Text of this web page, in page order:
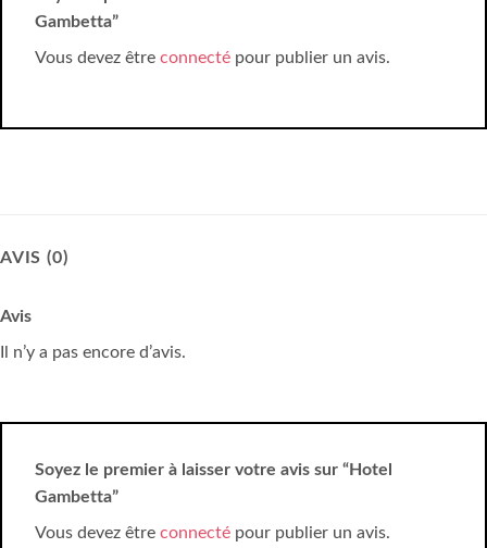
Gambetta”
Vous devez être connecté pour publier un avis.
AVIS (0)
Avis
Il n’y a pas encore d’avis.
Soyez le premier à laisser votre avis sur “Hotel
Gambetta”
Vous devez être connecté pour publier un avis.